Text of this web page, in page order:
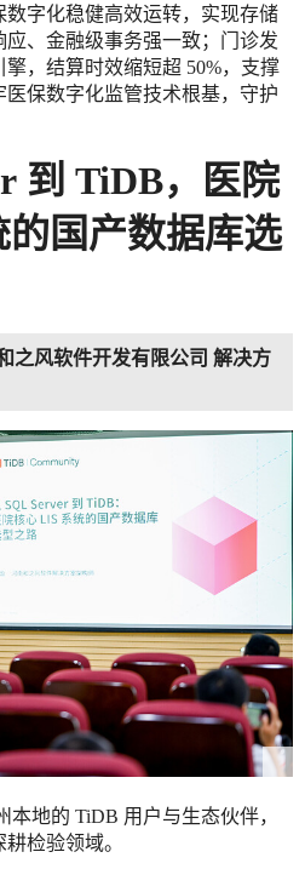
字化稳健高效运转，实现存储
、金融级事务强一致；门诊发
，结算时效缩短超 50%，支撑
保数字化监管技术根基，守护
到 TiDB，医院
的国产数据库选
之风软件开发有限公司 解决方
本地的 TiDB 用户与生态伙伴，
检验领域。